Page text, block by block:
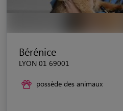
Bérénice
LYON 01 69001
possède des animaux